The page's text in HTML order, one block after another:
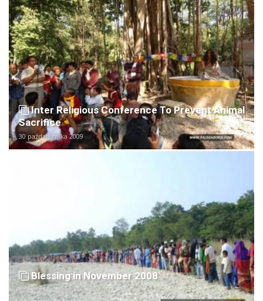
Inter Religious Conference To Prevent Animal
Sacrifice
30 października 2009
Blessing in November 2008
10 listopada 2008